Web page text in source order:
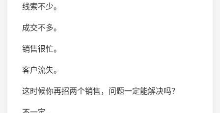
线索不少。
成交不多。
销售很忙。
客户流失。
这时候你再招两个销售，问题一定能解决吗？